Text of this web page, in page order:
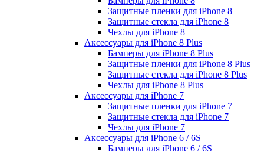
Защитные пленки для iPhone 8
Защитные стекла для iPhone 8
Чехлы для iPhone 8
Аксессуары для iPhone 8 Plus
Бамперы для iPhone 8 Plus
Защитные пленки для iPhone 8 Plus
Защитные стекла для iPhone 8 Plus
Чехлы для iPhone 8 Plus
Аксессуары для iPhone 7
Защитные пленки для iPhone 7
Защитные стекла для iPhone 7
Чехлы для iPhone 7
Аксессуары для iPhone 6 / 6S
Бамперы для iPhone 6 / 6S